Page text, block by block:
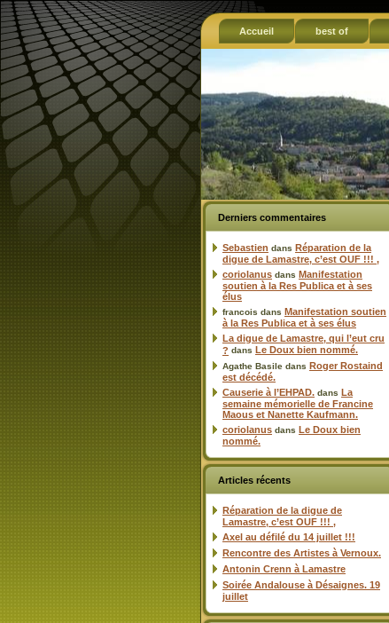
Accueil best of
Derniers commentaires
Sebastien dans Réparation de la
digue de Lamastre, c’est OUF !!! ,
coriolanus dans Manifestation
soutien à la Res Publica et à ses
élus
francois dans Manifestation soutien
à la Res Publica et à ses élus
La digue de Lamastre, qui l’eut cru
? dans Le Doux bien nommé.
Agathe Basile dans Roger Rostaind
est décédé.
Causerie à l’EHPAD. dans La
semaine mémorielle de Francine
Maous et Nanette Kaufmann.
coriolanus dans Le Doux bien
nommé.
Articles récents
Réparation de la digue de
Lamastre, c’est OUF !!! ,
Axel au défilé du 14 juillet !!!
Rencontre des Artistes à Vernoux.
Antonin Crenn à Lamastre
Soirée Andalouse à Désaignes. 19
juillet